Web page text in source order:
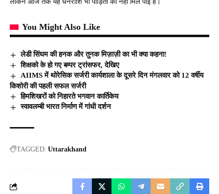
You Might Also Like
लेडी सिंघम की हनक और तुनक मिज़ाज़ी का भी क्या कहना!
शिक्षको के हो गए बम्पर ट्रांसफर, देखिए
AIIMS में थोरेसिक सर्जरी कार्यशाला के दूसरे दिन मंगलवार को 12 वर्षीय
किशोरी की पहली सफल सर्जरी
हिमशिखरों को निहारते भगवान कार्तिकेय
स्वावलम्बी भारत निर्माण में गांधी दर्शन
TAGGED: Uttarakhand